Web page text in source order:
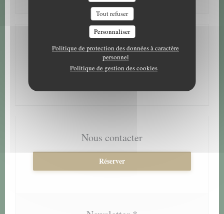
Tout refuser
Personnaliser
Politique de protection des données à caractère
personnel
Politique de gestion des cookies
Adresse
4 Avenue Robert Cousin 61140 Bagnoles de l'Orne
Nous contacter
Réserver